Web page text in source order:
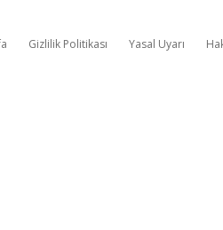
Gizlilik Politikası Yasal Uyarı